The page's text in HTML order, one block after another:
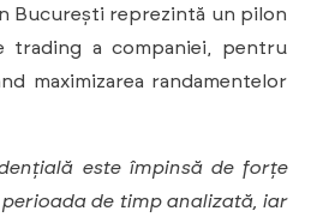
București reprezintă un pilon
trading a companiei, pentru
maximizarea randamentelor
este împinsă de forțe
de timp analizată, iar